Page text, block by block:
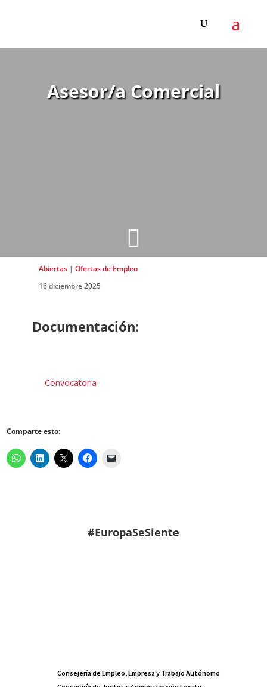

Asesor/a Comercial
Abiertas| Ofertas de Empleo
16 diciembre 2025
Documentación:
Convocatoria
Comparte esto:
#EuropaSeSiente
Consejería de Empleo, Empresa y Trabajo Autónomo